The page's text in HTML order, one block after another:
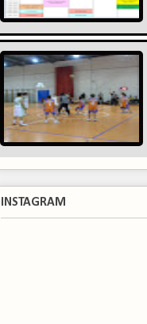
INSTAGRAM